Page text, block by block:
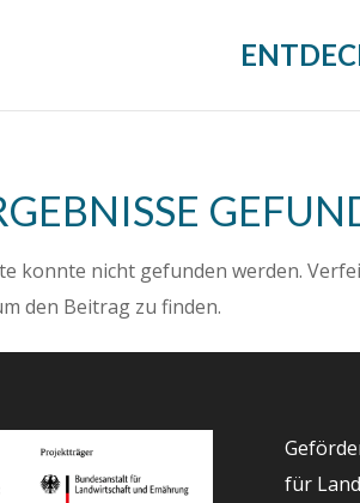
konnte nicht gefunden werden.
den Beitrag zu finden.
für